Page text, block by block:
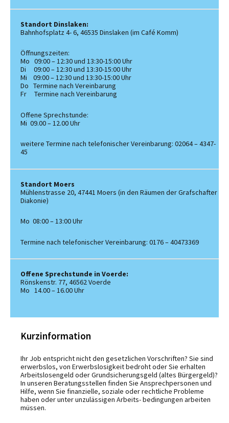
Standort Dinslaken:
Bahnhofsplatz 4- 6, 46535 Dinslaken (im Café Komm)
Öffnungszeiten:
Mo 09:00 – 12:30 und 13:30-15:00 Uhr
Di 09:00 – 12:30 und 13:30-15:00 Uhr
Mi 09:00 – 12:30 und 13:30-15:00 Uhr
Do Termine nach Vereinbarung
Fr Termine nach Vereinbarung
Offene Sprechstunde:
Mi 09.00 – 12.00 Uhr
weitere Termine nach telefonischer Vereinbarung: 02064 – 4347-
45
Standort Moers
Mühlenstrasse 20, 47441 Moers (in den Räumen der Grafschafter
Diakonie)
Mo 08:00 – 13:00 Uhr
Termine nach telefonischer Vereinbarung: 0176 – 40473369
Offene Sprechstunde in Voerde:
Rönskenstr. 77, 46562 Voerde
Mo 14.00 – 16.00 Uhr
Kurzinformation
Ihr Job entspricht nicht den gesetzlichen Vorschriften? Sie sind
erwerbslos, von Erwerbslosigkeit bedroht oder Sie erhalten
Arbeitslosengeld oder Grundsicherungsgeld (altes Bürgergeld)?
In unseren Beratungsstellen finden Sie Ansprechpersonen und
Hilfe, wenn Sie finanzielle, soziale oder rechtliche Probleme
haben oder unter unzulässigen Arbeits- bedingungen arbeiten
müssen.